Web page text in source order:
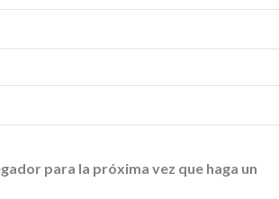
para la próxima vez que haga un